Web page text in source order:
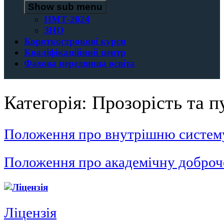
Show sub menu
НМТ-2024
ЗНО
Короткострокові курси
Кваліфікаційний центр
Фахова передвища освіта
Категорія: Прозорість та
Положення про внутрішню
Положення про академічну
Ліцензія